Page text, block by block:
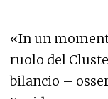
«In un
ruolo del
bilancio –